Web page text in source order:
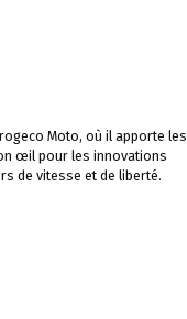
Moto, où il apporte les
œil pour les innovations
de vitesse et de liberté.